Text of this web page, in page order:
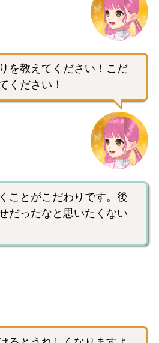
を教えてください！こだ
ください！
ことがこだわりです。後
だったなと思いたくない